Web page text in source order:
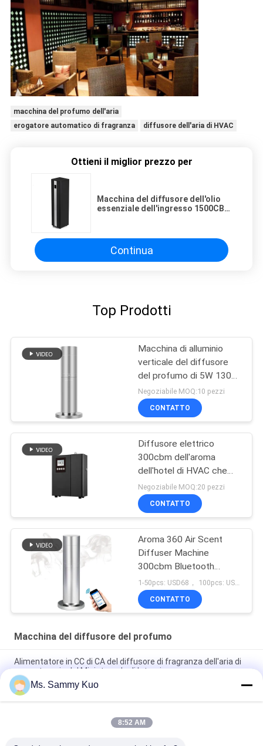
macchina del profumo dell'aria
erogatore automatico di fragranza
diffusore dell'aria di HVAC
Ottieni il miglior prezzo per
Macchina del diffusore dell'olio
essenziale dell'ingresso 1500CBM
Continua
Top Prodotti
Macchina di alluminio
verticale del diffusore
del profumo di 5W 130ml
200m3 per Hotle
Negoziabile MOQ:10 pezzi
CONTATTO
Diffusore elettrico
300cbm dell'aroma
dell'hotel di HVAC che
sta da solo
Negoziabile MOQ:20 pezzi
CONTATTO
Aroma 360 Air Scent
Diffuser Machine
300cbm Bluetooth
Mobile App Control
CONTATTO
Macchina del diffusore del profumo
Alimentatore in CC di CA del diffusore di fragranza dell'aria di
aromaterapia del Ministero degli Interni
Macchina duratura del diffusore del profumo dell'ABS pp con il
volume dello spruzzo 25-50ml/H
5 Gruppi Timer Setting Hotel Fragrance Machine, 120 ml di
Ms. Sammy Kuo
8:52 AM